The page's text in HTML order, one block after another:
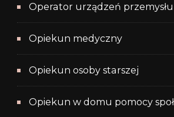
Operator urządzeń
Opiekun medyczny
Opiekun osoby starszej
Opiekun w domu pomocy